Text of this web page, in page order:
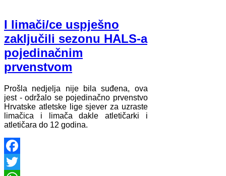
I limači/ce uspješno
zaključili sezonu HALS-a
pojedinačnim
prvenstvom
Prošla nedjelja nije bila suđena, ova
jest - održalo se pojedinačno prvenstvo
Hrvatske atletske lige sjever za uzraste
limačica i limača dakle atletičarki i
atletičara do 12 godina.
Facebook